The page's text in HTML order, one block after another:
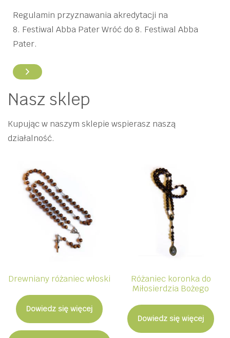
Regulamin przyznawania akredytacji na
8. Festiwal Abba Pater Wróć do 8. Festiwal Abba
Pater.
Nasz sklep
Kupując w naszym sklepie wspierasz naszą
działalność.
Drewniany różaniec włoski
Dowiedz się więcej
Różaniec koronka do
Miłosierdzia Bożego
Dowiedz się więcej